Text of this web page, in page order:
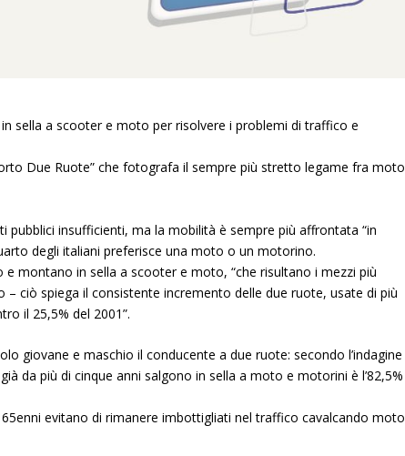
sella a scooter e moto per risolvere i problemi di traffico e
Due Ruote” che fotografa il sempre più stretto legame fra moto
insufficienti, ma la mobilità è sempre più affrontata “in
degli italiani preferisce una moto o un motorino.
montano in sella a scooter e moto, “che risultano i mezzi più
ciò spiega il consistente incremento delle due ruote, usate di più
il 25,5% del 2001”.
giovane e maschio il conducente a due ruote: secondo l’indagine
da più di cinque anni salgono in sella a moto e motorini è l’82,5%
evitano di rimanere imbottigliati nel traffico cavalcando moto